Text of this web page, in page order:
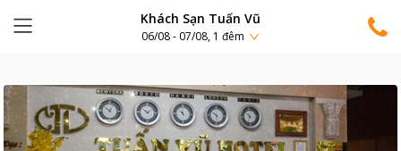
Khách Sạn Tuấn Vũ
06/08 - 07/08, 1 đêm